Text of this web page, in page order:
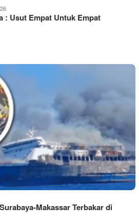
: Usut Empat Untuk Empat
Makassar Terbakar di